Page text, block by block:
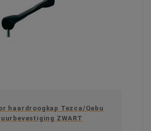
haardroogkap Tezca/Qebu
ZWART